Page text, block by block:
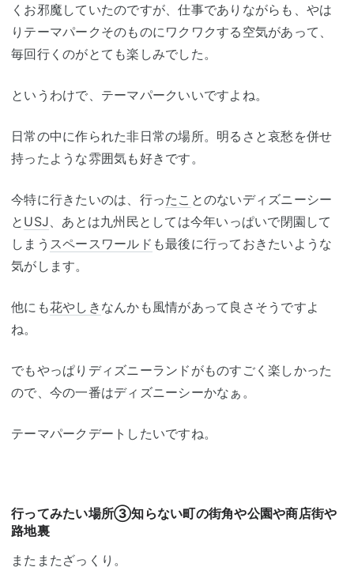
くお邪魔していたのですが、仕事でありながらも、やは
りテーマパークそのものにワクワクする空気があって、
毎回行くのがとても楽しみでした。
というわけで、テーマパークいいですよね。
日常の中に作られた非日常の場所。明るさと哀愁を併せ
持ったような雰囲気も好きです。
今特に行きたいのは、行ったこ とのないディズニーシー
と USJ 、あとは九州民としては今年いっぱいで閉園して
しまう スペースワールド も最後に行っておきたいような
気がします。
他にも花やしき なんかも風情があって良さそうですよ
ね。
でもやっぱりディズニーランドがものすごく楽しかった
ので、今の一番はディズニーシーかなぁ。
テーマパークデートしたいですね。
行ってみたい場所③知らない町の街角や公園や商店街や
路地裏
またまたざっくり。